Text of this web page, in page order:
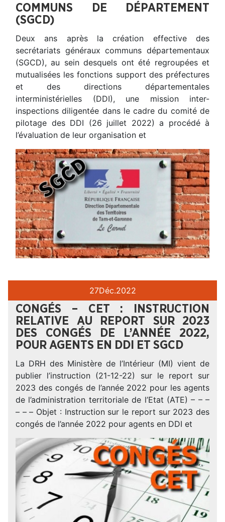
COMMUNS DE DÉPARTEMENT
(SGCD)
Deux ans après la création effective des
secrétariats généraux communs départementaux
(SGCD), au sein desquels ont été regroupées et
mutualisées les fonctions support des préfectures
et des directions départementales
interministérielles (DDI), une mission inter-
inspections diligentée dans le cadre du comité de
pilotage des DDI (26 juillet 2022) a procédé à
l’évaluation de leur organisation et
27Déc.2022
CONGÉS – CET : INSTRUCTION
RELATIVE AU REPORT SUR 2023
DES CONGÉS DE L’ANNÉE 2022,
POUR AGENTS EN DDI ET SGCD
La DRH des Ministère de l’Intérieur (MI) vient de
publier l’instruction (21-12-22) sur le report sur
2023 des congés de l’année 2022 pour les agents
de l’administration territoriale de l’Etat (ATE) – – –
– – – Objet : Instruction sur le report sur 2023 des
congés de l’année 2022 pour agents en DDI et